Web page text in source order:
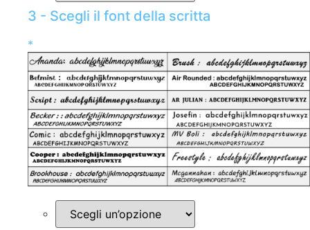
3 - Scegli il font della scritta
*